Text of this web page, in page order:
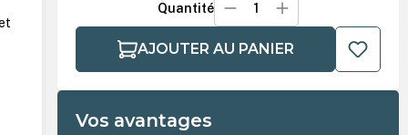
Quantité
AJOUTER AU PANIER
Vos avantages